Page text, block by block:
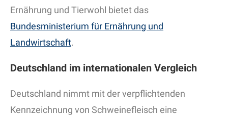
Ernährung und Tierwohl bietet das
Bundesministerium für Ernährung und
Landwirtschaft.
Deutschland im internationalen Vergleich
Deutschland nimmt mit der verpflichtenden
Kennzeichnung von Schweinefleisch eine